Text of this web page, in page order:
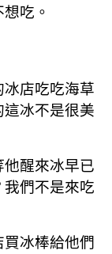
吃。
店吃吃海草
冰不是很美
醒來冰早已
們不是來吃
冰棒給他們